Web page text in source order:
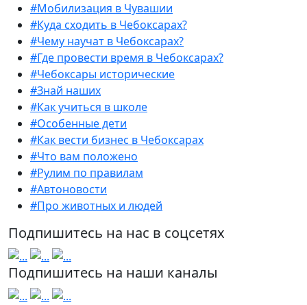
#Мобилизация в Чувашии
#Куда сходить в Чебоксарах?
#Чему научат в Чебоксарах?
#Где провести время в Чебоксарах?
#Чебоксары исторические
#Знай наших
#Как учиться в школе
#Особенные дети
#Как вести бизнес в Чебоксарах
#Что вам положено
#Рулим по правилам
#Автоновости
#Про животных и людей
Подпишитесь на нас в соцсетях
Подпишитесь на наши каналы